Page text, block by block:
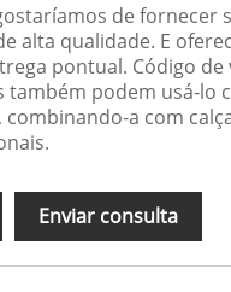
de fornecer
alta qualidade. E
pontual. Código de
também podem usá-lo
a com
Enviar consulta